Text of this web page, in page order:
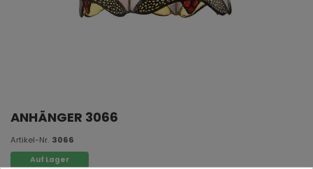
ANHÄNGER 3066
Artikel-Nr. 3066
Auf Lager